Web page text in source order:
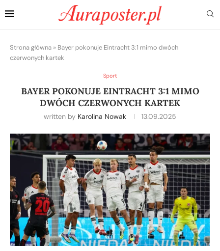
Strona główna » Bayer pokonuje Eintracht 3:1 mimo dwóch
czerwonych kartek
Sport
BAYER POKONUJE EINTRACHT 3:1 MIMO
DWÓCH CZERWONYCH KARTEK
written by Karolina Nowak 13.09.2025